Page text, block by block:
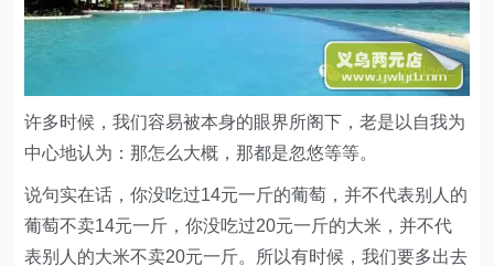
许多时候，我们容易被本身的眼界所阁下，老是以自我为
中心地认为：那怎么大概，那都是忽悠等等。
说句实在话，你没吃过14元一斤的葡萄，并不代表别人的
葡萄不卖14元一斤，你没吃过20元一斤的大米，并不代
表别人的大米不卖20元一斤。所以有时候，我们要多出去